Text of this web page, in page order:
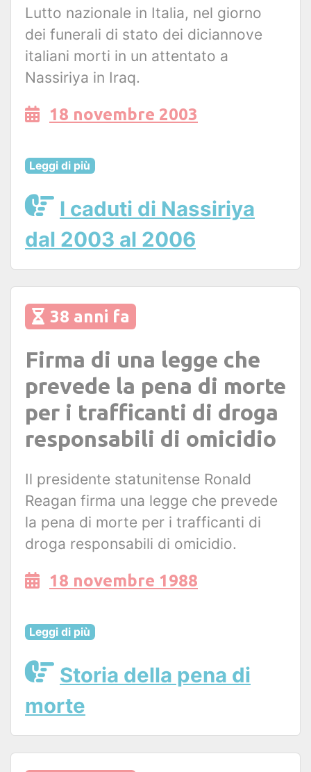
Lutto nazionale in Italia, nel giorno
dei funerali di stato dei diciannove
italiani morti in un attentato a
Nassiriya in Iraq.
18 novembre 2003
Leggi di più
I caduti di Nassiriya
dal 2003 al 2006
38 anni fa
Firma di una legge che
prevede la pena di morte
per i trafficanti di droga
responsabili di omicidio
Il presidente statunitense Ronald
Reagan firma una legge che prevede
la pena di morte per i trafficanti di
droga responsabili di omicidio.
18 novembre 1988
Leggi di più
Storia della pena di
morte